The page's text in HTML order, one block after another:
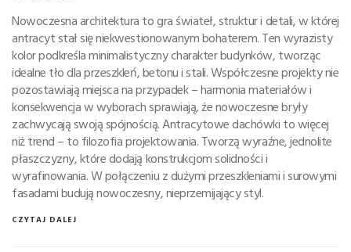
Nowoczesna architektura to gra świateł, struktur i detali, w której
antracyt stał się niekwestionowanym bohaterem. Ten wyrazisty
kolor podkreśla minimalistyczny charakter budynków, tworząc
idealne tło dla przeszkleń, betonu i stali. Współczesne projekty nie
pozostawiają miejsca na przypadek – harmonia materiałów i
konsekwencja w wyborach sprawiają, że nowoczesne bryły
zachwycają swoją spójnością. Antracytowe dachówki to więcej
niż trend – to filozofia projektowania. Tworzą wyraźne, jednolite
płaszczyzny, które dodają konstrukcjom solidności i
wyrafinowania. W połączeniu z dużymi przeszkleniami i surowymi
fasadami budują nowoczesny, nieprzemijający styl.
CZYTAJ DALEJ